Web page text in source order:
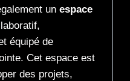
un espace
équipé de
Cet espace est
des projets,